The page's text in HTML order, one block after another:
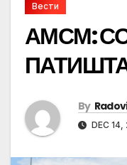
Вести
АМСМ:
By
DEC